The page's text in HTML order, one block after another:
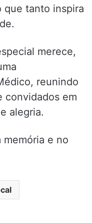
que tanto inspira
merece,
reunindo
convidados em
alegria.
memória e no